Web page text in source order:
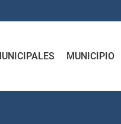
MUNICIPIO